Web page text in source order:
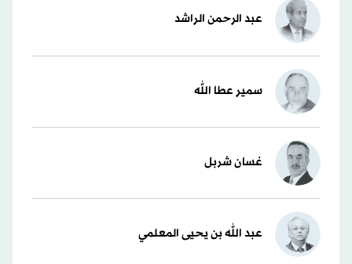
عبد الرحمن الراشد
سمير عطا الله
غسان شربل
عبد الله بن يحيى المعلمي